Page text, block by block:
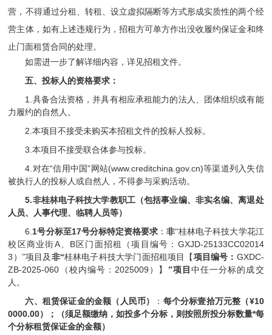
营，不得通过分租、转租、设立虚拟隔断等方式形成实质性的两个经
营主体，如有上述违规行为，招租方可单方作出没收履约保证金和终
止门面租赁合同的处理。
如需进一步了解详细内容，详见招租文件。
五、投标人的资格要求：
1.具备合法资格，并具有相应承租能力的法人、团体组织或有能
力履约的 自然人。
2.本项目不接受未购买本招租文件的投标人投标。
3.本项目不接受联合体参与投标。
4.对在“信用中国” 网站(www.creditchina.gov.cn)等渠道列入失信
被执行人的投标人或自然人，不得参与采购活动。
5.非桂林电子科技大学教职工（包括事业编、非实名编、离退处
人员、人事代理、临聘人员等）
6.1号分标至17号分标特定资格要求 ：非“桂林电子科技大学花江
校区商业街A、 B区门面招租（项目编号： GXJD-25133CC02014
3 ）”项目及 非“桂林电子科技大学门面招租项目【 项目编号： GXDC-
ZB-2025-060 （校内编号：2025009 ）】 ”项目 中任一分标的成交
人。
六、租赁保证金的金额（人民币） ： 每个分标壹拾万元整（¥10
0000.00）；（须足额缴纳，如投多个分标，则按照所投分标数量*每
个分标租赁保证金的金额）